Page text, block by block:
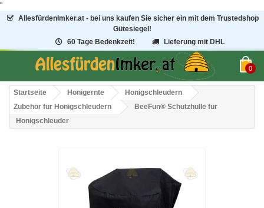
"
AllesfürdenImker.at - bei uns kaufen Sie sicher ein mit dem Trustedshop
Gütesiegel!
60 Tage Bedenkzeit!
Lieferung mit DHL
0
Startseite Honigernte
Honigschleudern
Zubehör für Honigschleudern
BeeFun® Schutzhülle für
Honigschleuder